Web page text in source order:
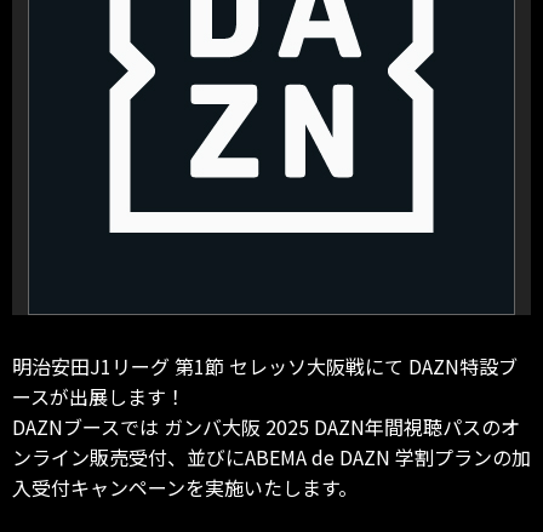
明治安田J1リーグ 第1節 セレッソ大阪戦にて DAZN特設ブ
ースが出展します！
DAZNブースでは ガンバ大阪 2025 DAZN年間視聴パスのオ
ンライン販売受付、並びにABEMA de DAZN 学割プランの加
入受付キャンペーンを実施いたします。